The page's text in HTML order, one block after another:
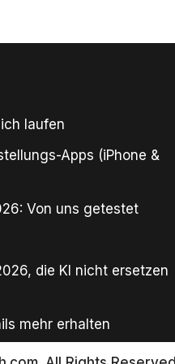
laufen
Apps (iPhone &
Von uns getestet
die KI nicht ersetzen
mehr erhalten